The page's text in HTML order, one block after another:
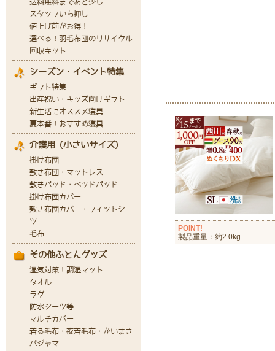
POINT!
製品重量：約2.0kg